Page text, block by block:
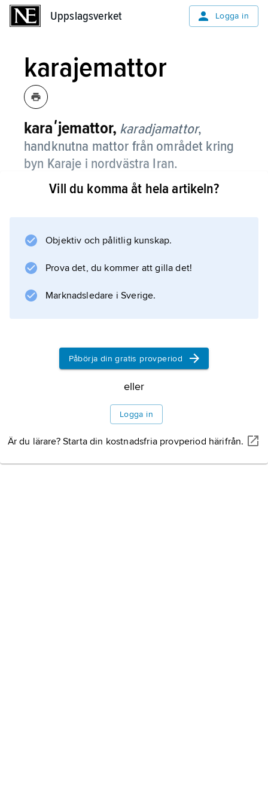
Uppslagsverket Logga in
karajemattor
karaʹjemattor, karadjamattor,
handknutna mattor från området kring
byn Karaje i nordvästra Iran.
Mattornas mittfält är rikligt mönstrat med flera
dosar
Karajemattorna knyts i hamadanteknik, dvs.
med
en
Litteraturanvisning
Information om artikeln
Vill du komma åt hela artikeln?
Objektiv och pålitlig kunskap.
Prova det, du kommer att gilla det!
Marknadsledare i Sverige.
Påbörja din gratis provperiod
eller
Logga in
Är du lärare? Starta din kostnadsfria provperiod härifrån.